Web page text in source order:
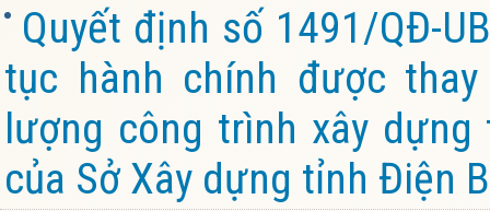
Quyết định số 1491/QĐ-
tục hành chính được
lượng công trình xây
của Sở Xây dựng tỉnh Điện